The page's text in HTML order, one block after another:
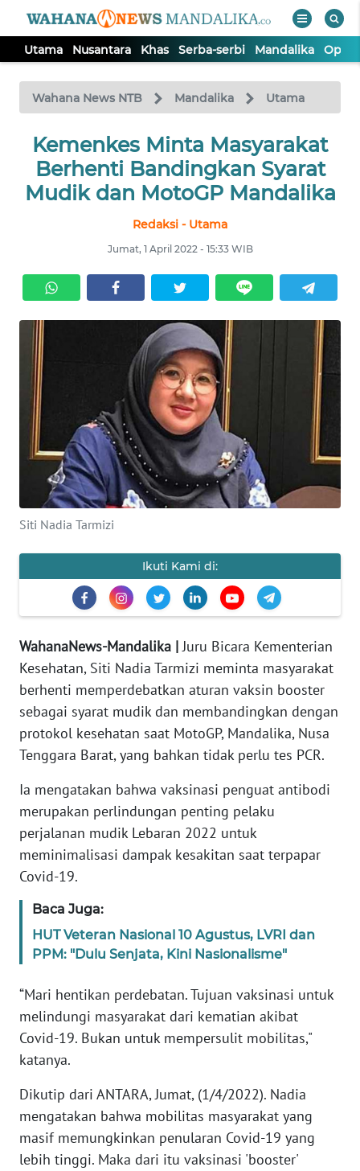
Utama Nusantara Khas Serba-serbi Mandalika Opini
Wahana News NTB Mandalika Utama
Kemenkes Minta Masyarakat
Berhenti Bandingkan Syarat
Mudik dan MotoGP Mandalika
Redaksi - Utama
Jumat, 1 April 2022 - 15:33 WIB
Siti Nadia Tarmizi
Ikuti Kami di:
WahanaNews-Mandalika |Juru Bicara Kementerian
Kesehatan, Siti Nadia Tarmizi meminta masyarakat
berhenti memperdebatkan aturan vaksin booster
sebagai syarat mudik dan membandingkan dengan
protokol kesehatan saat MotoGP, Mandalika, Nusa
Tenggara Barat, yang bahkan tidak perlu tes PCR.
Ia mengatakan bahwa vaksinasi penguat antibodi
merupakan perlindungan penting pelaku
perjalanan mudik Lebaran 2022 untuk
meminimalisasi dampak kesakitan saat terpapar
Covid-19.
Baca Juga:
HUT Veteran Nasional 10 Agustus, LVRI dan
PPM: "Dulu Senjata, Kini Nasionalisme"
“Mari hentikan perdebatan. Tujuan vaksinasi untuk
melindungi masyarakat dari kematian akibat
Covid-19. Bukan untuk mempersulit mobilitas,"
katanya.
Dikutip dari ANTARA, Jumat, (1/4/2022). Nadia
mengatakan bahwa mobilitas masyarakat yang
masif memungkinkan penularan Covid-19 yang
lebih tinggi. Maka dari itu vaksinasi 'booster'
TV
Tutup
UTAMA
NUSANTARA
SERBA-
SERBI
MANDALIKA
OPINI
Informasi
INDEKS
BERITA
KONTAK
INFO
TENTANG
MEDIA
SIBER
KARIR
DISCLAIMER
Wahana
Regional
SUMUT
WN
JAKARTA
WN
JABAR
WN